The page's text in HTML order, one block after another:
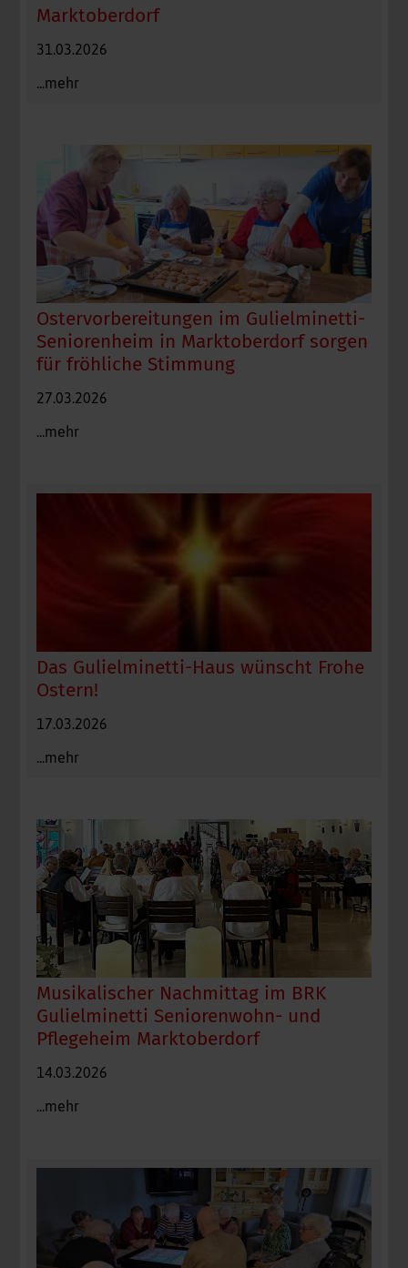
Marktoberdorf
31.03.2026
...mehr
Ostervorbereitungen im Gulielminetti-
Seniorenheim in Marktoberdorf sorgen
für fröhliche Stimmung
27.03.2026
...mehr
Das Gulielminetti-Haus wünscht Frohe
Ostern!
17.03.2026
...mehr
Musikalischer Nachmittag im BRK
Gulielminetti Seniorenwohn- und
Pflegeheim Marktoberdorf
14.03.2026
...mehr